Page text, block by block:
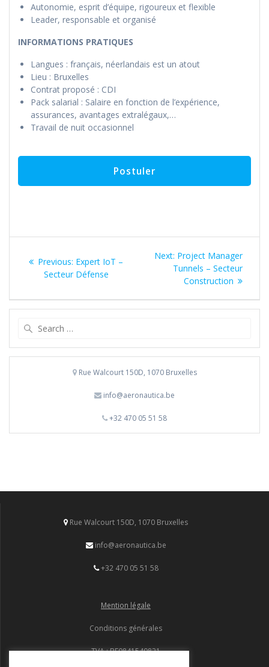
Autonomie, esprit d’équipe, rigoureux et flexible
Leader, responsable et organisé
INFORMATIONS PRATIQUES
Langues : français, néerlandais est un atout
Lieu : Bruxelles
Contrat proposé : CDI
Pack salarial : Salaire en fonction de l’expérience,
assurances, avantages extralégaux,…
Travail de nuit occasionnel
l’article
Previous: Previous
post:
Expert IoT –
Secteur Défense
Next: Next
post:
Project Manager
Tunnels – Secteur
Construction
Rue Walcourt 150D, 1070 Bruxelles
info@aeronautica.be
+32 470 05 51 58
Rue Walcourt 150D, 1070 Bruxelles
info@aeronautica.be
+32 470 05 51 58
Mention légale
Conditions générales
TVA : BE0841540821